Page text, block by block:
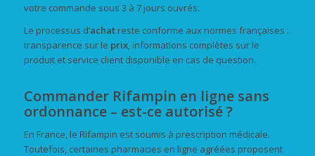
votre commande sous 3 à 7 jours ouvrés.
Le processus d’achatreste conforme aux normes françaises :
transparence sur le prix, informations complètes sur le
produit et service client disponible en cas de question.
Commander Rifampin en ligne sans
ordonnance – est-ce autorisé ?
En France, le Rifampin est soumis à prescription médicale.
Toutefois, certaines pharmacies en ligne agréées proposent